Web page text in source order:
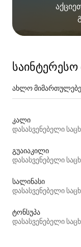
ახლო
კალი
გუაიაკილი
სალინასი
ტონსუპა